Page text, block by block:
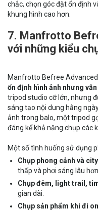
chắc, chọn góc đặt ổn định
khung hình cao hơn.
7. Manfrotto
với những kiểu
Manfrotto Befree
ổn định hình ảnh nhưng
tripod studio cỡ lớn, nhưng
sáng tạo nội dung hằng
ảnh trong balo, một tripod
đáng kể khả năng chụp các
Một số tình huống sử dụng
Chụp phong cảnh và
thấp và phơi sáng lâu
Chụp đêm, light trail,
gian dài.
Chụp sản phẩm khi đi